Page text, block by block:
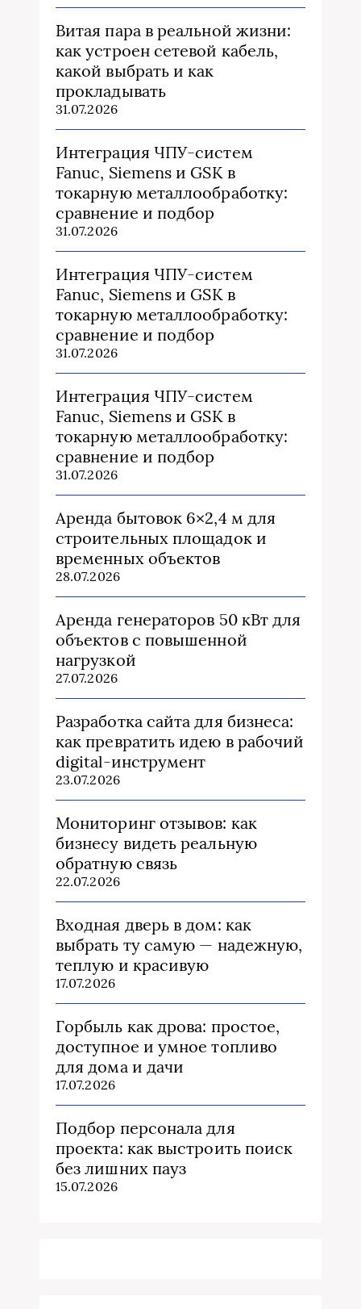
Витая пара в реальной жизни:
как устроен сетевой кабель,
какой выбрать и как
прокладывать
31.07.2026
Интеграция ЧПУ-систем
Fanuc, Siemens и GSK в
токарную металлообработку:
сравнение и подбор
31.07.2026
Интеграция ЧПУ-систем
Fanuc, Siemens и GSK в
токарную металлообработку:
сравнение и подбор
31.07.2026
Интеграция ЧПУ-систем
Fanuc, Siemens и GSK в
токарную металлообработку:
сравнение и подбор
31.07.2026
Аренда бытовок 6×2,4 м для
строительных площадок и
временных объектов
28.07.2026
Аренда генераторов 50 кВт для
объектов с повышенной
нагрузкой
27.07.2026
Разработка сайта для бизнеса:
как превратить идею в рабочий
digital-инструмент
23.07.2026
Мониторинг отзывов: как
бизнесу видеть реальную
обратную связь
22.07.2026
Входная дверь в дом: как
выбрать ту самую — надежную,
теплую и красивую
17.07.2026
Горбыль как дрова: простое,
доступное и умное топливо
для дома и дачи
17.07.2026
Подбор персонала для
проекта: как выстроить поиск
без лишних пауз
15.07.2026